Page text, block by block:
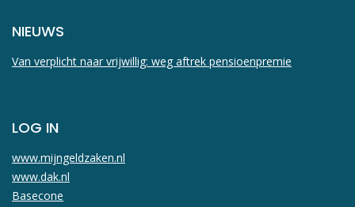
NIEUWS
Van verplicht naar vrijwillig: weg aftrek pensioenpremie
LOG IN
www.mijngeldzaken.nl
www.dak.nl
Basecone